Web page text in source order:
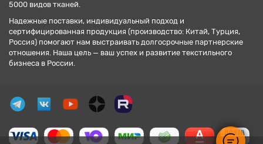
5000 видов тканей.
Надежные поставки, индивидуальный подход и
сертифицированная продукция (производство: Китай, Турция,
Россия) помогают нам выстраивать долгосрочные партнерские
отношения. Наша цель — ваш успех и развитие текстильного
бизнеса в России.